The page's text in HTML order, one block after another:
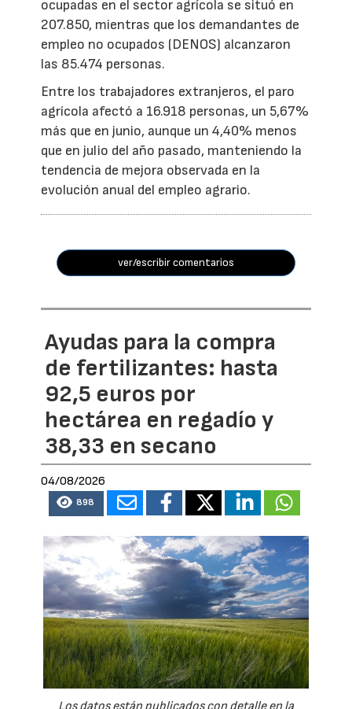
ocupadas en el sector agrícola se situó en
207.850, mientras que los demandantes de
empleo no ocupados (DENOS) alcanzaron
las 85.474 personas.
Entre los trabajadores extranjeros, el paro
agrícola afectó a 16.918 personas, un 5,67%
más que en junio, aunque un 4,40% menos
que en julio del año pasado, manteniendo la
tendencia de mejora observada en la
evolución anual del empleo agrario.
ver/escribir comentarios
Ayudas para la compra
de fertilizantes: hasta
92,5 euros por
hectárea en regadío y
38,33 en secano
04/08/2026
898
Los datos están publicados con detalle en la